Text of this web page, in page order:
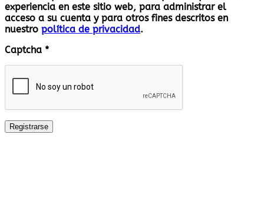
experiencia en este sitio web, para administrar el
acceso a su cuenta y para otros fines descritos en
nuestro política de privacidad.
Captcha *
Registrarse